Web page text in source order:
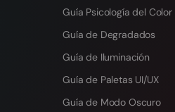
Guía Psicología del Color
Guía de Degradados
Guía de Iluminación
Guía de Paletas UI/UX
Guía de Modo Oscuro